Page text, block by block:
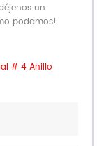
un
podamos!
# 4 Anillo